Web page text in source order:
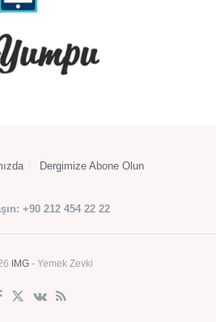
Dergimize Abone Olun
+90 212 454 22 22
IMG - Yemek Zevki